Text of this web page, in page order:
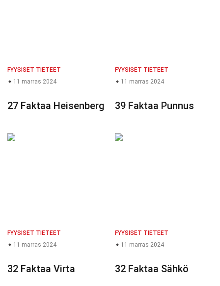
FYYSISET TIETEET
11 marras 2024
27 Faktaa Heisenberg
FYYSISET TIETEET
11 marras 2024
39 Faktaa Punnus
FYYSISET TIETEET
11 marras 2024
32 Faktaa Virta
FYYSISET TIETEET
11 marras 2024
32 Faktaa Sähkö